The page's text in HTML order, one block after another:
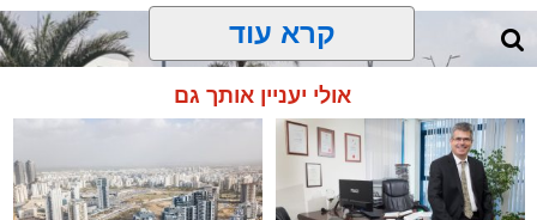
קרא עוד
אולי יעניין אותך גם